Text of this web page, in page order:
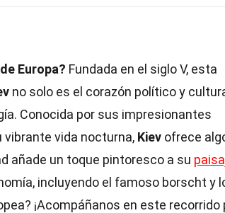
Europa? Fundada en el siglo V, esta
no solo es el corazón político y
Conocida por sus impresionantes
vibrante vida nocturna, Kiev ofrece
añade un toque pintoresco a su
incluyendo el famoso borscht y
¡Acompáñanos en este recorrido